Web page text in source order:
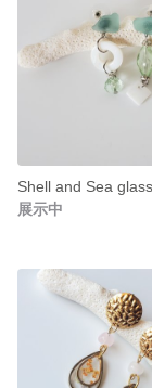
Shell and Sea glass
展示中